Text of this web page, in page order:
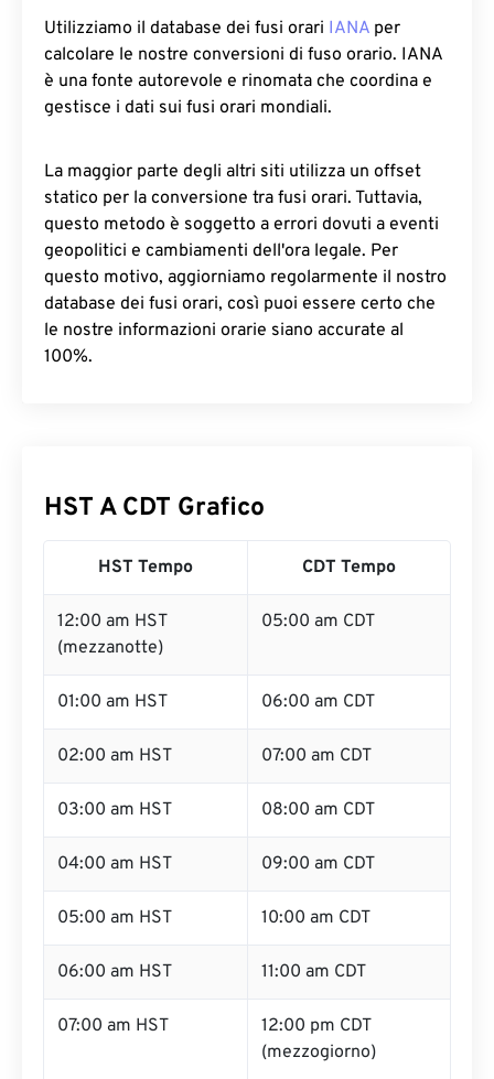
Utilizziamo il database dei fusi orari IANA per
calcolare le nostre conversioni di fuso orario. IANA
è una fonte autorevole e rinomata che coordina e
gestisce i dati sui fusi orari mondiali.
La maggior parte degli altri siti utilizza un offset
statico per la conversione tra fusi orari. Tuttavia,
questo metodo è soggetto a errori dovuti a eventi
geopolitici e cambiamenti dell'ora legale. Per
questo motivo, aggiorniamo regolarmente il nostro
database dei fusi orari, così puoi essere certo che
le nostre informazioni orarie siano accurate al
100%.
HST A CDT Grafico
HST Tempo CDT Tempo
12:00 am HST
(mezzanotte)
05:00 am CDT
01:00 am HST 06:00 am CDT
02:00 am HST 07:00 am CDT
03:00 am HST 08:00 am CDT
04:00 am HST 09:00 am CDT
05:00 am HST 10:00 am CDT
06:00 am HST 11:00 am CDT
07:00 am HST
12:00 pm CDT
(mezzogiorno)